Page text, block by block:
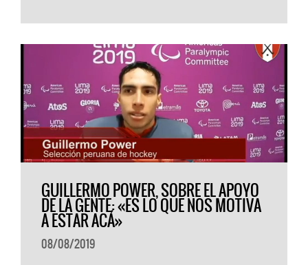
GUILLERMO POWER, SOBRE EL APOYO
DE LA GENTE: «ES LO QUE NOS MOTIVA
A ESTAR ACÁ»
08/08/2019